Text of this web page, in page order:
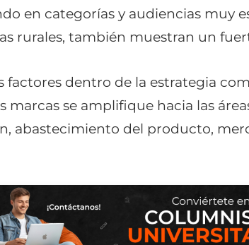
en categorías y audiencias muy
rurales, también muestran un
factores dentro de la estrategia
marcas se amplifique hacia las
abastecimiento del producto,